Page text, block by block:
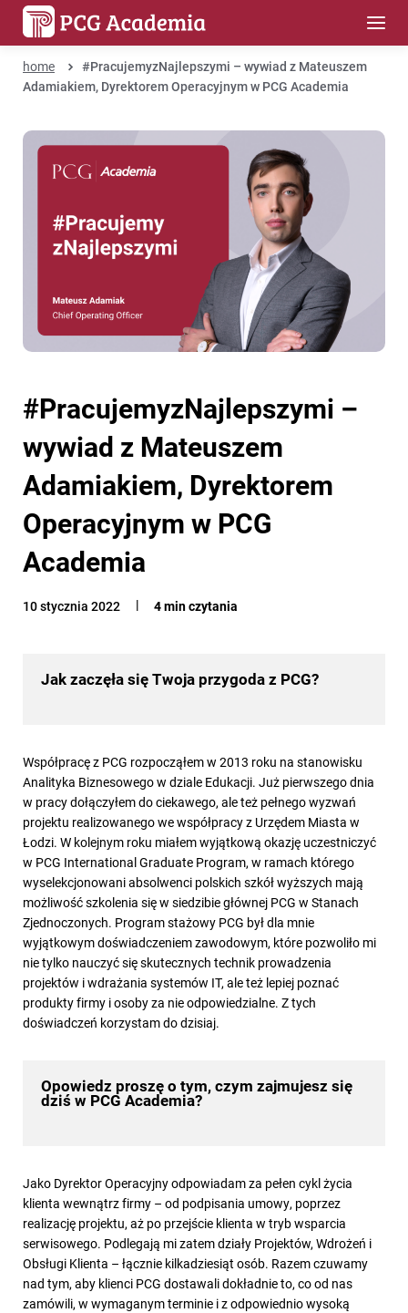
home
#PracujemyzNajlepszymi – wywiad z Mateuszem
Adamiakiem, Dyrektorem Operacyjnym w PCG Academia
#PracujemyzNajlepszymi –
wywiad z Mateuszem
Adamiakiem, Dyrektorem
Operacyjnym w PCG
Academia
10 stycznia 2022 4 min czytania
Jak zaczęła się Twoja przygoda z PCG?
Współpracę z PCG rozpocząłem w 2013 roku na stanowisku
Analityka Biznesowego w dziale Edukacji. Już pierwszego dnia
w pracy dołączyłem do ciekawego, ale też pełnego wyzwań
projektu realizowanego we współpracy z Urzędem Miasta w
Łodzi. W kolejnym roku miałem wyjątkową okazję uczestniczyć
w PCG International Graduate Program, w ramach którego
wyselekcjonowani absolwenci polskich szkół wyższych mają
możliwość szkolenia się w siedzibie głównej PCG w Stanach
Zjednoczonych. Program stażowy PCG był dla mnie
wyjątkowym doświadczeniem zawodowym, które pozwoliło mi
nie tylko nauczyć się skutecznych technik prowadzenia
projektów i wdrażania systemów IT, ale też lepiej poznać
produkty firmy i osoby za nie odpowiedzialne. Z tych
doświadczeń korzystam do dzisiaj.
Opowiedz proszę o tym, czym zajmujesz się
dziś w PCG Academia?
Jako Dyrektor Operacyjny odpowiadam za pełen cykl życia
klienta wewnątrz firmy – od podpisania umowy, poprzez
realizację projektu, aż po przejście klienta w tryb wsparcia
serwisowego. Podlegają mi zatem działy Projektów, Wdrożeń i
Obsługi Klienta – łącznie kilkadziesiąt osób. Razem czuwamy
nad tym, aby klienci PCG dostawali dokładnie to, co od nas
zamówili, w wymaganym terminie i z odpowiednio wysoką